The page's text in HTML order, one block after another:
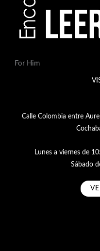
For Him
Calle Colombia entre
Lunes a viernes de
Sábado